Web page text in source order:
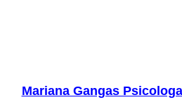
Mariana Gangas Psicologa